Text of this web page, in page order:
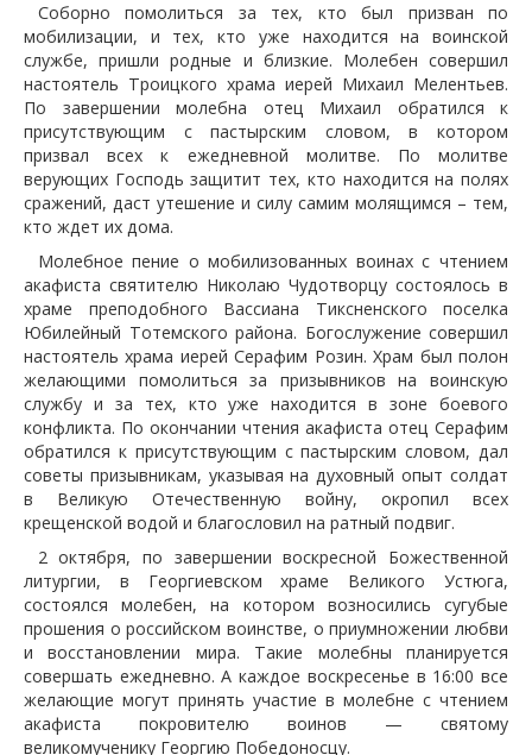
Соборно помолиться за тех, кто был призван по
мобилизации, и тех, кто уже находится на воинской
службе, пришли родные и близкие. Молебен совершил
настоятель Троицкого храма иерей Михаил Мелентьев.
По завершении молебна отец Михаил обратился к
присутствующим с пастырским словом, в котором
призвал всех к ежедневной молитве. По молитве
верующих Господь защитит тех, кто находится на полях
сражений, даст утешение и силу самим молящимся – тем,
кто ждет их дома.
Молебное пение о мобилизованных воинах с чтением
акафиста святителю Николаю Чудотворцу состоялось в
храме преподобного Вассиана Тиксненского поселка
Юбилейный Тотемского района. Богослужение совершил
настоятель храма иерей Серафим Розин. Храм был полон
желающими помолиться за призывников на воинскую
службу и за тех, кто уже находится в зоне боевого
конфликта. По окончании чтения акафиста отец Серафим
обратился к присутствующим с пастырским словом, дал
советы призывникам, указывая на духовный опыт солдат
в Великую Отечественную войну, окропил всех
крещенской водой и благословил на ратный подвиг.
2 октября, по завершении воскресной Божественной
литургии, в Георгиевском храме Великого Устюга,
состоялся молебен, на котором возносились сугубые
прошения о российском воинстве, о приумножении любви
и восстановлении мира. Такие молебны планируется
совершать ежедневно. А каждое воскресенье в 16:00 все
желающие могут принять участие в молебне с чтением
акафиста покровителю воинов — святому
великомученику Георгию Победоносцу.